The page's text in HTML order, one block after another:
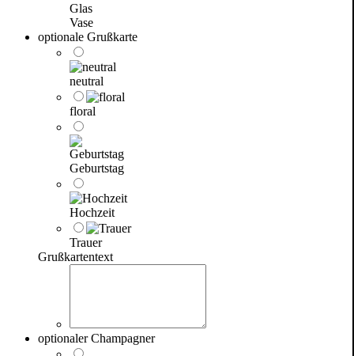
Glas
Vase
optionale Grußkarte
neutral
floral
Geburtstag
Hochzeit
Trauer
Grußkartentext
optionaler Champagner